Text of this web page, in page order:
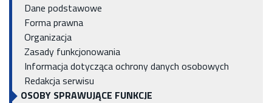
Dane podstawowe
Forma prawna
Organizacja
Zasady funkcjonowania
Informacja dotycząca ochrony danych osobowych
Redakcja serwisu
OSOBY SPRAWUJĄCE FUNKCJE